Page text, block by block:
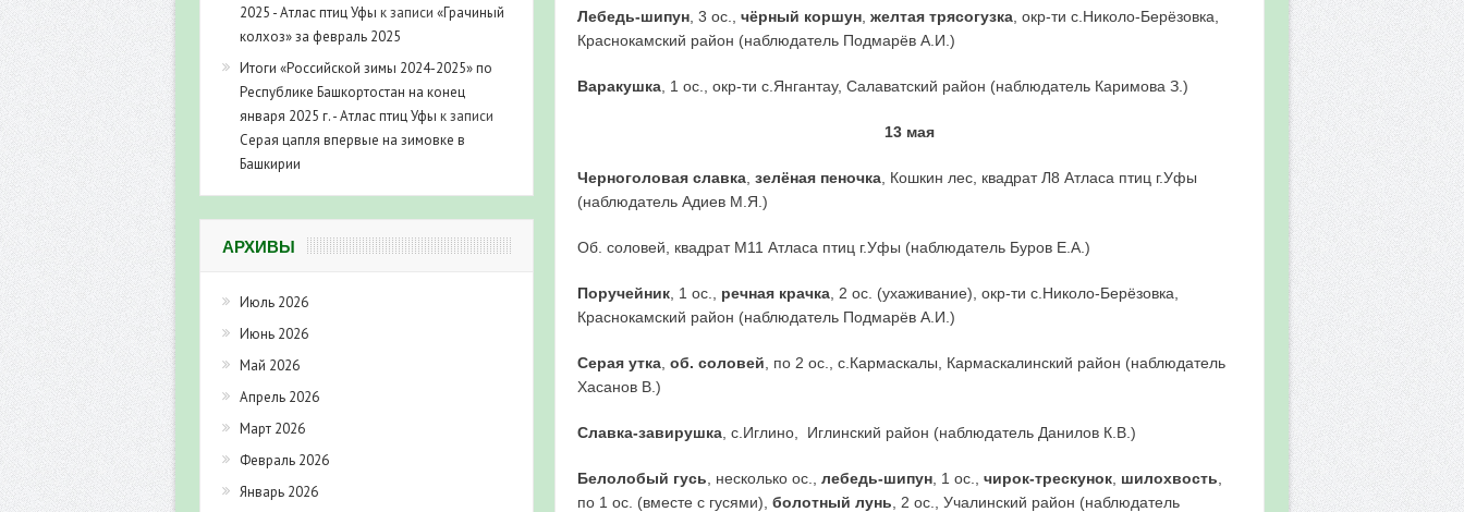
Лебедь-шипун , 3 ос., чёрный коршун желтая трясогузка , окр-ти с.Николо-Берёзовка,
Краснокамский район (наблюдатель Подмарёв А.И.)
Варакушка , 1 ос., окр-ти с.Янгантау, Салаватский район (наблюдатель Каримова З.)
13 мая
Черноголовая славка зелёная пеночка , Кошкин лес, квадрат Л8 Атласа птиц г.Уфы
(наблюдатель Адиев М.Я.)
Об. соловей, квадрат М11 Атласа птиц г.Уфы (наблюдатель Буров Е.А.)
Поручейник , 1 ос., речная крачка , 2 ос. (ухаживание), окр-ти с.Николо-Берёзовка,
Краснокамский район (наблюдатель Подмарёв А.И.)
Серая утка об. соловей , по 2 ос., с.Кармаскалы, Кармаскалинский район (наблюдатель
Хасанов В.)
Славка-завирушка , с.Иглино, Иглинский район (наблюдатель Данилов К.В.)
Белолобый гусь , несколько ос., лебедь-шипун , 1 ос., чирок-трескунок шилохвость
по 1 ос. (вместе с гусями), болотный лунь , 2 ос., Учалинский район (наблюдатель
2025 - Атлас птиц Уфы к записи «Грачиный
колхоз» за февраль 2025
Итоги «Российской зимы 2024-2025» по
Республике Башкортостан на конец
января 2025 г. - Атлас птиц Уфы к записи
Серая цапля впервые на зимовке в
Башкирии
АРХИВЫ
Июль 2026
Июнь 2026
Май 2026
Апрель 2026
Март 2026
Февраль 2026
Январь 2026